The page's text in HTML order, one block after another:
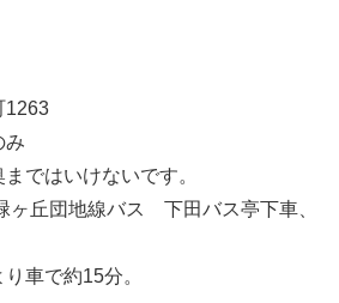
1263
み
ではいけないです。
ヶ丘団地線バス 下田バス亭下車、
車で約15分。